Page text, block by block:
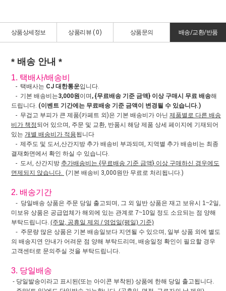
상품상세정보 상품리뷰 (0) 상품문의 배송/교환/반품
* 배송 안내 *
1. 택배사/배송비
- 택배사는 CJ 대한통운입니다.
- 기본 배송비는3,000원이며, {무료배송 기준 금액} 이상 구매시 무료 배송해
드립니다. (이벤트 기간에는 무료배송 기준 금액이 변경될 수 있습니다.)
- 무겁고 부피가 큰 제품(카페트 외)은 기본 배송비가 아닌 제품별로 다른 배송
비가 책정되어 있으며, 주문 및 교환, 반품시 해당 제품 상세 페이지에 기재되어
있는 개별 배송비가 적용됩니다
- 제주도 및 도서,산간지방 추가 배송비 부과되며, 지역별 추가 배송비는 최종
결재화면에서 확인 하실 수 있습니다.
- 도서, 산간지방 추가배송비는 {무료배송 기준 금액} 이상 구매하신 경우에도
면제되지 않습니다.
(기본 배송비 3,000원만 무료로 처리됩니다.)
2. 배송기간
- 당일배송 상품은 주문 당일 출고되며, 그 외 일반 상품은 재고 보유시 1~2일,
미보유 상품은 공급업체가 해외에 있는 관계로 7~10일 정도 소요되는 점 양해
부탁드립니다. (주말, 공휴일 제외 / 영업일(평일) 기준)
- 주문량 많은 상품은 기본 배송일보다 지연될 수 있으며, 일부 상품 외에 별도
의 배송지연 안내가 어려운 점 양해 부탁드리며, 배송일정 확인이 필요할 경우
고객센터로 문의주실 것을 부탁드립니다.
3. 당일배송
- 당일발송이라고 표시된(또는 아이콘 부착된) 상품에 한해 당일 출고됩니다.